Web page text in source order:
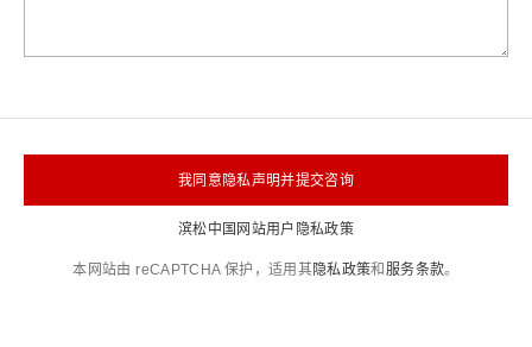
我同意隐私声明并提交咨询
滨松中国网站用户隐私政策
本网站由 reCAPTCHA 保护，适用其隐私政策和 服务条款。